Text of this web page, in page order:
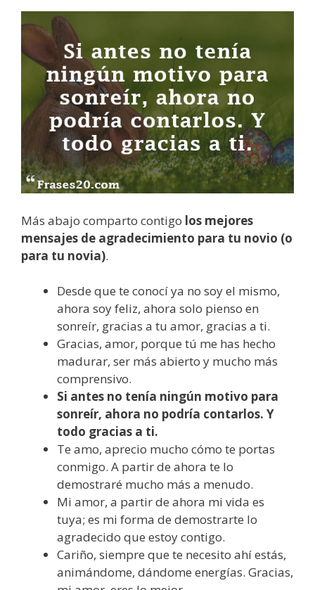
Más abajo comparto contigo los mejores
mensajes de agradecimiento para tu novio (o
para tu novia).
Desde que te conocí ya no soy el mismo,
ahora soy feliz, ahora solo pienso en
sonreír, gracias a tu amor, gracias a ti.
Gracias, amor, porque tú me has hecho
madurar, ser más abierto y mucho más
comprensivo.
Si antes no tenía ningún motivo para
sonreír, ahora no podría contarlos. Y
todo gracias a ti.
Te amo, aprecio mucho cómo te portas
conmigo. A partir de ahora te lo
demostraré mucho más a menudo.
Mi amor, a partir de ahora mi vida es
tuya; es mi forma de demostrarte lo
agradecido que estoy contigo.
Cariño, siempre que te necesito ahí estás,
animándome, dándome energías. Gracias,